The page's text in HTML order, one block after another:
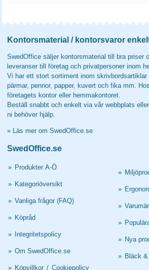
Kontorsmaterial / kontorsvaror
SwedOffice säljer kontorsmaterial till bra priser
leveranser till företag och privatpersoner inom
Vi har ett stort sortiment inom
pärmar, pennor, papper, kuvert och fika mm.
företagets kontor eller hemmakontoret.
Beställ snabbt och enkelt via vår webbplats
ni behöver hjälp.
» Läs mer om SwedOffice.se
SwedOffice.se
» Produkter A-Ö
» Kategoriöversikt
» Vanliga frågor (FAQ)
» Köpråd
» Integritetspolicy
» Om SwedOffice.se
» Köpvillkor / Cookiepolicy
»
»
»
»
» Nya
» Bläck &